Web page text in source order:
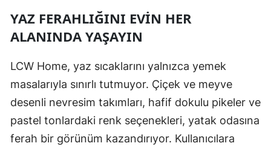
YAZ FERAHLIĞINI EVIN HER
ALANINDA YAŞAYIN
LCW Home, yaz sıcaklarını yalnızca yemek
masalarıyla sınırlı tutmuyor. Çiçek ve meyve
desenli nevresim takımları, hafif dokulu pikeler ve
pastel tonlardaki renk seçenekleri, yatak odasına
ferah bir görünüm kazandırıyor. Kullanıcılara